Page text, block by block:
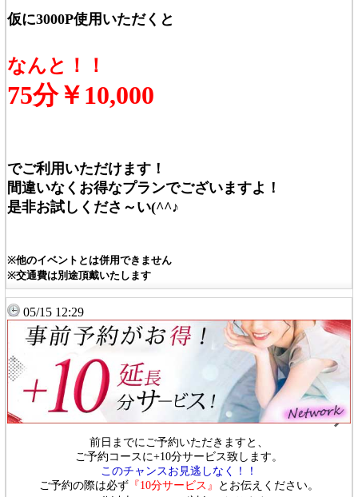
仮に3000P使用いただくと
なんと！！
75分￥10,000
でご利用いただけます！
間違いなくお得なプランでございますよ！
是非お試しくださ～い(^^♪
※他のイベントとは併用できません
※交通費は別途頂戴いたします
05/15 12:29
前日までにご予約いただきますと、
ご予約コースに+10分サービス致します。
このチャンスお見逃しなく！！
ご予約の際は必ず 『10分サービス』
とお伝えください。